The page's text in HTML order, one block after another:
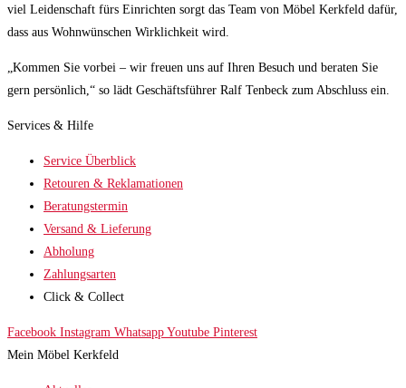
viel Leidenschaft fürs Einrichten sorgt das Team von Möbel Kerkfeld dafür,
dass aus Wohnwünschen Wirklichkeit wird.
„Kommen Sie vorbei – wir freuen uns auf Ihren Besuch und beraten Sie
gern persönlich,“ so lädt Geschäftsführer Ralf Tenbeck zum Abschluss ein.
Services & Hilfe
Service Überblick
Retouren & Reklamationen
Beratungstermin
Versand & Lieferung
Abholung
Zahlungsarten
Click & Collect
Facebook Instagram Whatsapp Youtube Pinterest
Mein Möbel Kerkfeld